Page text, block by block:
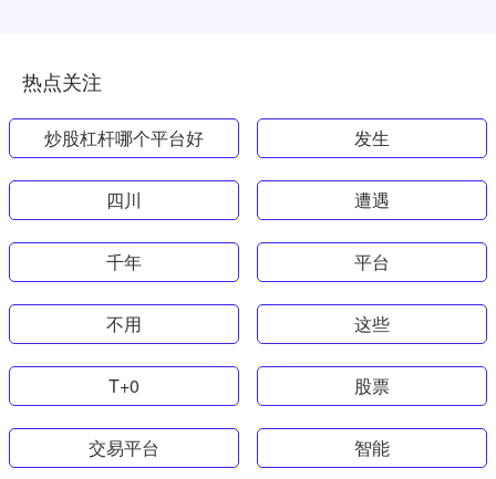
热点关注
炒股杠杆哪个平台好 发生
四川 遭遇
千年 平台
不用 这些
T+0 股票
交易平台 智能